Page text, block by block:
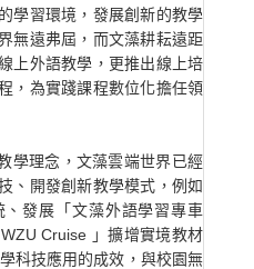
學習環境，發展創新的教學
無遠弗屆，而文藻耕耘遠距
上外語教學，更推出線上培
，為實踐課程數位化擔任領
學理念，文藻雲端世界已經
、開發創新教學模式，例如
發展「文藻外語學習專車
Cruise 」擴增實境教材
科技應用的成效，與校園無